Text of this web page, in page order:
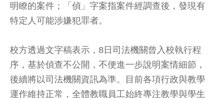
明瞭的案件；「偵」字案指案件經調查後，發現有
特定人可能涉嫌犯罪者。
校方透過文字稿表示，8日司法機關曾入校執行程
序，基於偵查不公開，不便進一步說明案情細節，
後續將以司法機關資訊為準。目前各項行政與教學
運作維持正常，全體教職員工始終專注教學與學生